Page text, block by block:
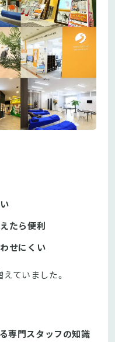
たら便利
せにくい
ていました。
専門スタッフの知識